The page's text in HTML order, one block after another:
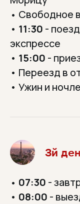
• Свободное
• 11:30 -
экспрессе
• 15:00 -
• Переезд в
• Ужин и
3й
• 07:30 -
• 08:00 -